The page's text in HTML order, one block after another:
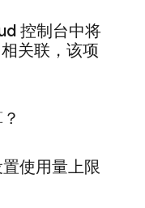
控制台中将
关联，该项
使用量上限